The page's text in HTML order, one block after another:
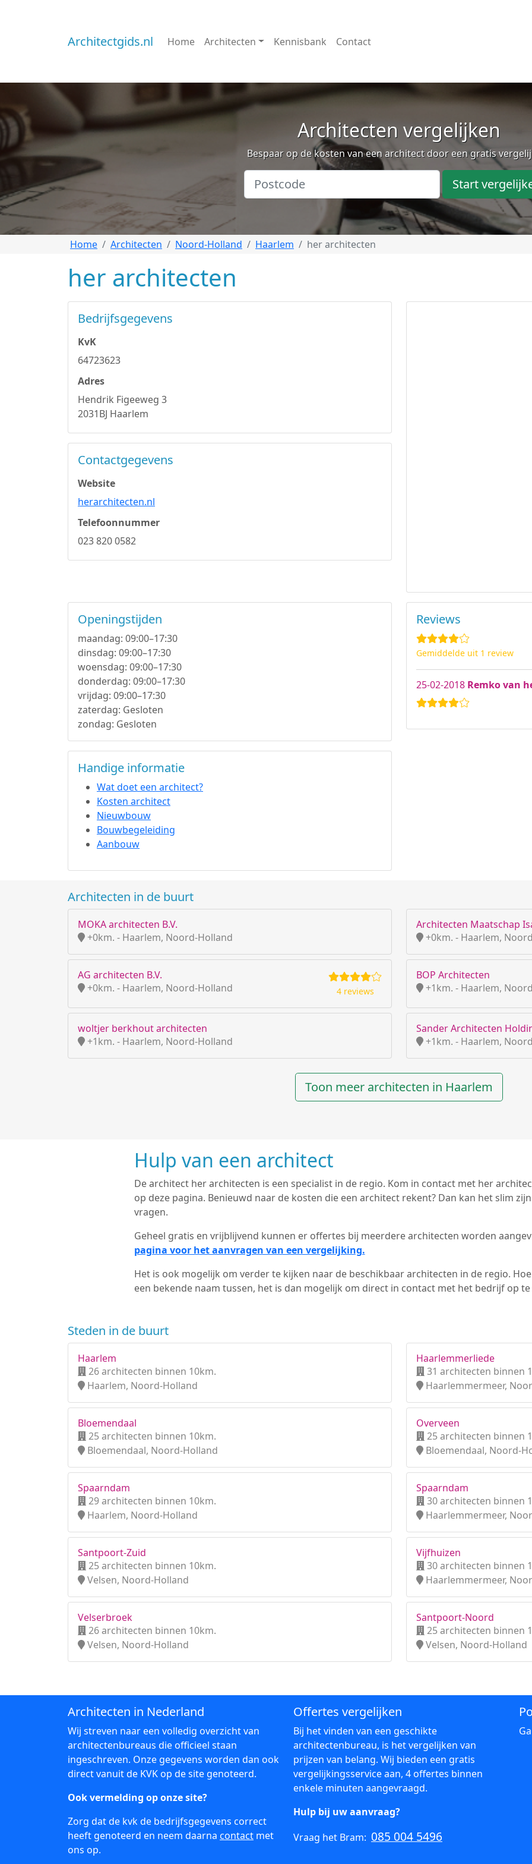
Architectgids.nl Home Architecten Kennisbank Contact
Architecten vergelijken
Bespaar op de kosten van een architect door een gratis
Start
Home Architecten Noord-Holland Haarlem her architecten
her architecten
Bedrijfsgegevens
KvK
64723623
Adres
Hendrik Figeeweg 3
2031BJ Haarlem
Contactgegevens
Website
herarchitecten.nl
Telefoonnummer
023 820 0582
Openingstijden
maandag: 09:00–17:30
dinsdag: 09:00–17:30
woensdag: 09:00–17:30
donderdag: 09:00–17:30
vrijdag: 09:00–17:30
zaterdag: Gesloten
zondag: Gesloten
Handige informatie
Wat doet een architect?
Kosten architect
Nieuwbouw
Bouwbegeleiding
Aanbouw
Reviews
Gemiddelde uit 1 review
25-02-2018 Remko van
Architecten in de buurt
MOKA architecten B.V.
+0km. - Haarlem, Noord-Holland
Architecten Maatschap
+0km. - Haarlem,
AG architecten B.V.
+0km. - Haarlem, Noord-Holland
4 reviews
BOP Architecten
+1km. - Haarlem,
woltjer berkhout architecten
+1km. - Haarlem, Noord-Holland
Sander Architecten
+1km. - Haarlem,
Toon meer architecten in Haarlem
Hulp van een architect
De architect her architecten is een specialist in de regio. Kom in contact met her
op deze pagina. Benieuwd naar de kosten die een architect rekent? Dan kan het slim
vragen.
Geheel gratis en vrijblijvend kunnen er offertes bij meerdere architecten worden
pagina voor het aanvragen van een vergelijking.
Het is ook mogelijk om verder te kijken naar de beschikbaar architecten in de regio.
een bekende naam tussen, het is dan mogelijk om direct in contact met het bedrijf op te
Steden in de buurt
Haarlem
26 architecten binnen 10km.
Haarlem, Noord-Holland
Haarlemmerliede
31 architecten binnen
Haarlemmermeer,
Bloemendaal
25 architecten binnen 10km.
Bloemendaal, Noord-Holland
Overveen
25 architecten binnen
Bloemendaal, Noord-
Spaarndam
29 architecten binnen 10km.
Haarlem, Noord-Holland
Spaarndam
30 architecten binnen
Haarlemmermeer,
Santpoort-Zuid
25 architecten binnen 10km.
Velsen, Noord-Holland
Vijfhuizen
30 architecten binnen
Haarlemmermeer,
Velserbroek
26 architecten binnen 10km.
Velsen, Noord-Holland
Santpoort-Noord
25 architecten binnen
Velsen, Noord-Holland
Architecten in Nederland
Wij streven naar een volledig overzicht van
architectenbureaus die officieel staan
ingeschreven. Onze gegevens worden dan ook
direct vanuit de KVK op de site genoteerd.
Ook vermelding op onze site?
Zorg dat de kvk de bedrijfsgegevens correct
heeft genoteerd en neem daarna contact met
ons op.
Offertes vergelijken
Bij het vinden van een geschikte
architectenbureau, is het vergelijken van
prijzen van belang. Wij bieden een gratis
vergelijkingsservice aan, 4 offertes binnen
enkele minuten aangevraagd.
Hulp bij uw aanvraag?
Vraag het Bram: 085 004 5496